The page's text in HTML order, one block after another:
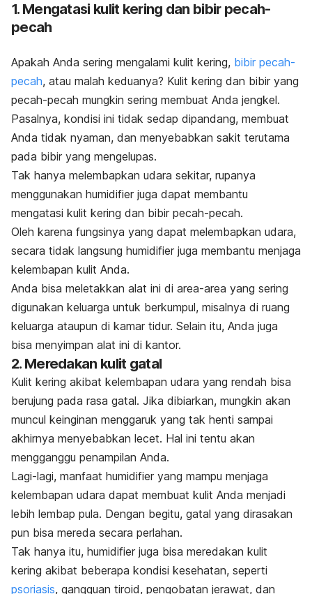
1. Mengatasi kulit kering dan bibir pecah-
pecah
Apakah Anda sering mengalami kulit kering, bibir pecah-
pecah, atau malah keduanya? Kulit kering dan bibir yang
pecah-pecah mungkin sering membuat Anda jengkel.
Pasalnya, kondisi ini tidak sedap dipandang, membuat
Anda tidak nyaman, dan menyebabkan sakit terutama
pada bibir yang mengelupas.
Tak hanya melembapkan udara sekitar, rupanya
menggunakan humidifier juga dapat membantu
mengatasi kulit kering dan bibir pecah-pecah.
Oleh karena fungsinya yang dapat melembapkan udara,
secara tidak langsung humidifier juga membantu menjaga
kelembapan kulit Anda.
Anda bisa meletakkan alat ini di area-area yang sering
digunakan keluarga untuk berkumpul, misalnya di ruang
keluarga ataupun di kamar tidur. Selain itu, Anda juga
bisa menyimpan alat ini di kantor.
2. Meredakan kulit gatal
Kulit kering akibat kelembapan udara yang rendah bisa
berujung pada rasa gatal. Jika dibiarkan, mungkin akan
muncul keinginan menggaruk yang tak henti sampai
akhirnya menyebabkan lecet. Hal ini tentu akan
mengganggu penampilan Anda.
Lagi-lagi, manfaat humidifier yang mampu menjaga
kelembapan udara dapat membuat kulit Anda menjadi
lebih lembap pula. Dengan begitu, gatal yang dirasakan
pun bisa mereda secara perlahan.
Tak hanya itu, humidifier juga bisa meredakan kulit
kering akibat beberapa kondisi kesehatan, seperti
psoriasis, gangguan tiroid, pengobatan jerawat, dan